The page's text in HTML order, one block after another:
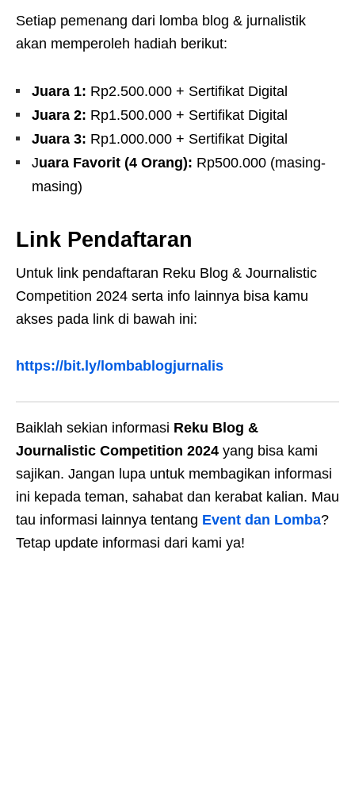
Setiap pemenang dari lomba blog & jurnalistik
akan memperoleh hadiah berikut:
Juara 1: Rp2.500.000 + Sertifikat Digital
Juara 2: Rp1.500.000 + Sertifikat Digital
Juara 3: Rp1.000.000 + Sertifikat Digital
Juara Favorit (4 Orang): Rp500.000 (masing-
masing)
Link Pendaftaran
Untuk link pendaftaran Reku Blog & Journalistic
Competition 2024 serta info lainnya bisa kamu
akses pada link di bawah ini:
https://bit.ly/lombablogjurnalis
Baiklah sekian informasi Reku Blog &
Journalistic Competition 2024 yang bisa kami
sajikan. Jangan lupa untuk membagikan informasi
ini kepada teman, sahabat dan kerabat kalian. Mau
tau informasi lainnya tentang Event dan Lomba?
Tetap update informasi dari kami ya!